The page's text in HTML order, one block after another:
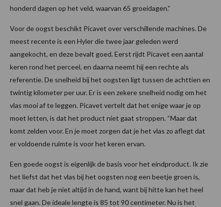
honderd dagen op het veld, waarvan 65 groeidagen.”
Voor de oogst beschikt Picavet over verschillende machines. De
meest recente is een Hyler die twee jaar geleden werd
aangekocht, en deze bevalt goed. Eerst rijdt Picavet een aantal
keren rond het perceel, en daarna neemt hij een rechte als
referentie. De snelheid bij het oogsten ligt tussen de achttien en
twintig kilometer per uur. Er is een zekere snelheid nodig om het
vlas mooi af te leggen. Picavet vertelt dat het enige waar je op
moet letten, is dat het product niet gaat stroppen. “Maar dat
komt zelden voor. En je moet zorgen dat je het vlas zo aflegt dat
er voldoende ruimte is voor het keren ervan.
Een goede oogst is eigenlijk de basis voor het eindproduct. Ik zie
het liefst dat het vlas bij het oogsten nog een beetje groen is,
maar dat heb je niet altijd in de hand, want bij hitte kan het heel
snel gaan. De ideale lengte is 85 tot 90 centimeter. Nu is het